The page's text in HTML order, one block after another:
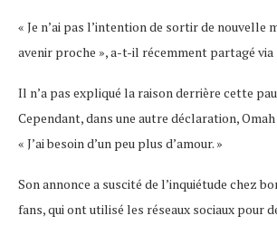
« Je n’ai pas l’intention de sortir de nouvelle
avenir proche », a-t-il récemment partagé
Il n’a pas expliqué la raison derrière cette
Cependant, dans une autre déclaration,
« J’ai besoin d’un peu plus d’amour. »
Son annonce a suscité de l’inquiétude chez
fans, qui ont utilisé les réseaux sociaux pour